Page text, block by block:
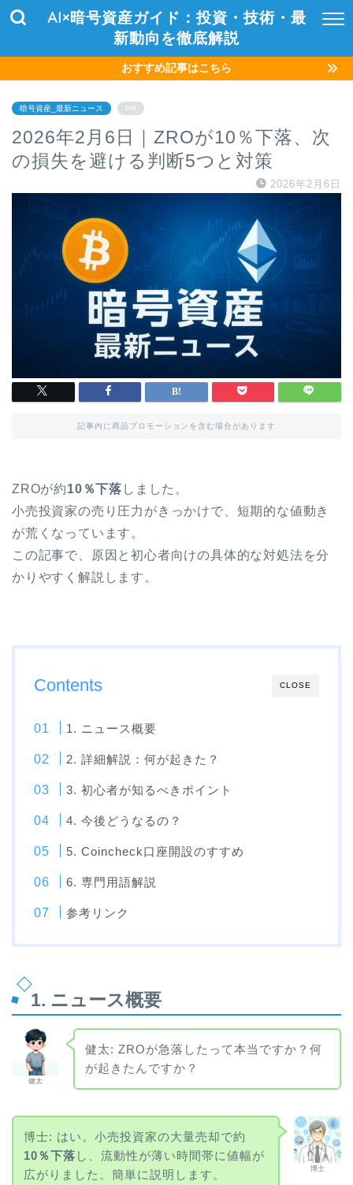
AI×暗号資産ガイド：投資・技術・最
新動向を徹底解説
おすすめ記事はこちら
暗号資産_最新ニュース PR
2026年2月6日｜ZROが10％下落、次
の損失を避ける判断5つと対策
2026年2月6日
記事内に商品プロモーションを含む場合があります
ZROが約10％下落 しました。
小売投資家の売り圧力がきっかけで、短期的な値動き
が荒くなっています。
この記事で、原因と初心者向けの具体的な対処法を分
かりやすく解説します。
CLOSE
Contents
1. ニュース概要
2. 詳細解説：何が起きた？
3. 初心者が知るべきポイント
4. 今後どうなるの？
5. Coincheck口座開設のすすめ
6. 専門用語解説
参考リンク
1. ニュース概要
健太
健太: ZROが急落したって本当ですか？何
が起きたんですか？
博士
博士: はい。小売投資家の大量売却で約
10％下落 し、流動性が薄い時間帯に値幅が
広がりました。簡単に説明します。